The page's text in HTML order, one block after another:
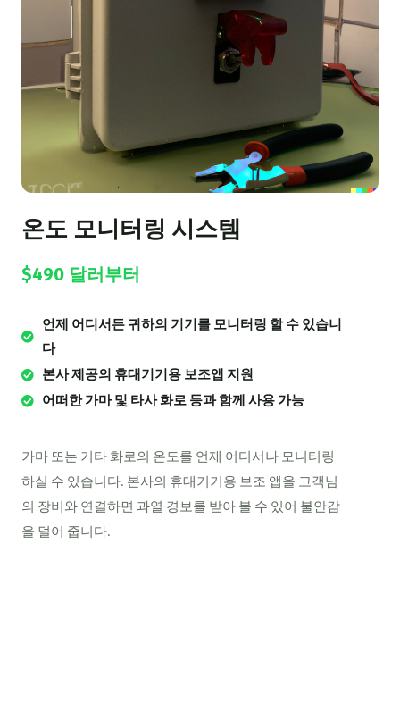
온도 모니터링 시스템
$490 달러부터
언제 어디서든 귀하의 기기를 모니터링 할 수 있습니
다
본사 제공의 휴대기기용 보조앱 지원
어떠한 가마 및 타사 화로 등과 함께 사용 가능
가마 또는 기타 화로의 온도를 언제 어디서나 모니터링
하실 수 있습니다. 본사의 휴대기기용 보조 앱을 고객님
의 장비와 연결하면 과열 경보를 받아 볼 수 있어 불안감
을 덜어 줍니다.